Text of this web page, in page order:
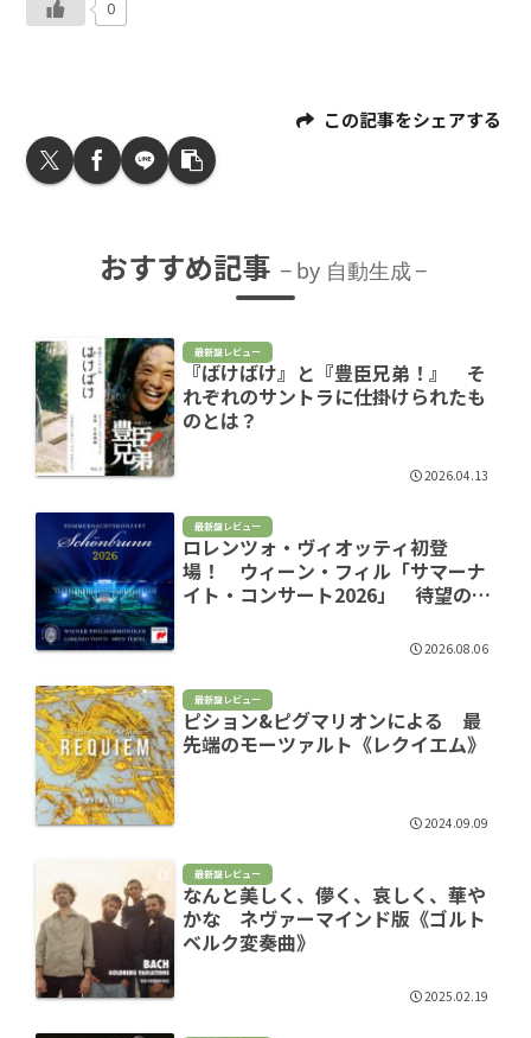
0
この記事をシェアする
おすすめ記事 by 自動生成
最新盤レビュー
『ばけばけ』と『豊臣兄弟！』 そ
れぞれのサントラに仕掛けられたも
のとは？
2026.04.13
最新盤レビュー
ロレンツォ・ヴィオッティ初登
場！ ウィーン・フィル「サマーナ
イト・コンサート2026」 待望のラ
2026.08.06
最新盤レビュー
ピション&ピグマリオンによる 最
先端のモーツァルト《レクイエム》
2024.09.09
最新盤レビュー
なんと美しく、儚く、哀しく、華や
かな ネヴァーマインド版《ゴルト
ベルク変奏曲》
2025.02.19